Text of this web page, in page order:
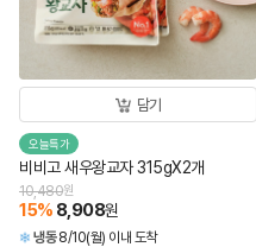
담기
오늘특가
비비고 새우왕교자 315gX2개
10,480원
15% 8,908원
냉동 8/10(월) 이내 도착